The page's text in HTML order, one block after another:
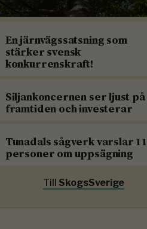
En järnvägssatsning som
stärker svensk
konkurrenskraft!
Siljankoncernen ser ljust på
framtiden och investerar
Tunadals sågverk varslar 11
personer om uppsägning
Till SkogsSverige